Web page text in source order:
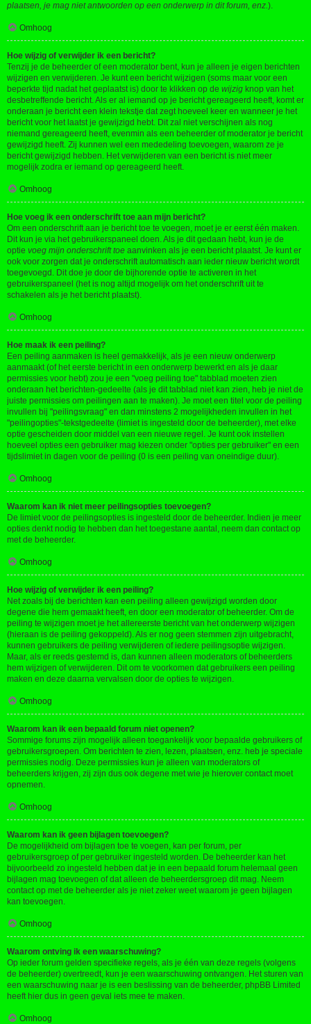
plaatsen, je mag niet antwoorden op een onderwerp in dit forum, enz.).
Omhoog
Hoe wijzig of verwijder ik een bericht?
Tenzij je de beheerder of een moderator bent, kun je alleen je eigen berichten
wijzigen en verwijderen. Je kunt een bericht wijzigen (soms maar voor een
beperkte tijd nadat het geplaatst is) door te klikken op de wijzig knop van het
desbetreffende bericht. Als er al iemand op je bericht gereageerd heeft, komt er
onderaan je bericht een klein tekstje dat zegt hoeveel keer en wanneer je het
bericht voor het laatst je gewijzigd hebt. Dit zal niet verschijnen als nog
niemand gereageerd heeft, evenmin als een beheerder of moderator je bericht
gewijzigd heeft. Zij kunnen wel een mededeling toevoegen, waarom ze je
bericht gewijzigd hebben. Het verwijderen van een bericht is niet meer
mogelijk zodra er iemand op gereageerd heeft.
Omhoog
Hoe voeg ik een onderschrift toe aan mijn bericht?
Om een onderschrift aan je bericht toe te voegen, moet je er eerst één maken.
Dit kun je via het gebruikerspaneel doen. Als je dit gedaan hebt, kun je de
optie voeg mijn onderschrift toe aanvinken als je een bericht plaatst. Je kunt er
ook voor zorgen dat je onderschrift automatisch aan ieder nieuw bericht wordt
toegevoegd. Dit doe je door de bijhorende optie te activeren in het
gebruikerspaneel (het is nog altijd mogelijk om het onderschrift uit te
schakelen als je het bericht plaatst).
Omhoog
Hoe maak ik een peiling?
Een peiling aanmaken is heel gemakkelijk, als je een nieuw onderwerp
aanmaakt (of het eerste bericht in een onderwerp bewerkt en als je daar
permissies voor hebt) zou je een "voeg peiling toe" tabblad moeten zien
onderaan het berichten-gedeelte (als je dit tabblad niet kan zien, heb je niet de
juiste permissies om peilingen aan te maken). Je moet een titel voor de peiling
invullen bij "peilingsvraag" en dan minstens 2 mogelijkheden invullen in het
"peilingopties"-tekstgedeelte (limiet is ingesteld door de beheerder), met elke
optie gescheiden door middel van een nieuwe regel. Je kunt ook instellen
hoeveel opties een gebruiker mag kiezen onder "opties per gebruiker" en een
tijdslimiet in dagen voor de peiling (0 is een peiling van oneindige duur).
Omhoog
Waarom kan ik niet meer peilingsopties toevoegen?
De limiet voor de peilingsopties is ingesteld door de beheerder. Indien je meer
opties denkt nodig te hebben dan het toegestane aantal, neem dan contact op
met de beheerder.
Omhoog
Hoe wijzig of verwijder ik een peiling?
Net zoals bij de berichten kan een peiling alleen gewijzigd worden door
degene die hem gemaakt heeft, en door een moderator of beheerder. Om de
peiling te wijzigen moet je het allereerste bericht van het onderwerp wijzigen
(hieraan is de peiling gekoppeld). Als er nog geen stemmen zijn uitgebracht,
kunnen gebruikers de peiling verwijderen of iedere peilingsoptie wijzigen.
Maar, als er reeds gestemd is, dan kunnen alleen moderators of beheerders
hem wijzigen of verwijderen. Dit om te voorkomen dat gebruikers een peiling
maken en deze daarna vervalsen door de opties te wijzigen.
Omhoog
Waarom kan ik een bepaald forum niet openen?
Sommige forums zijn mogelijk alleen toegankelijk voor bepaalde gebruikers of
gebruikersgroepen. Om berichten te zien, lezen, plaatsen, enz. heb je speciale
permissies nodig. Deze permissies kun je alleen van moderators of
beheerders krijgen, zij zijn dus ook degene met wie je hierover contact moet
opnemen.
Omhoog
Waarom kan ik geen bijlagen toevoegen?
De mogelijkheid om bijlagen toe te voegen, kan per forum, per
gebruikersgroep of per gebruiker ingesteld worden. De beheerder kan het
bijvoorbeeld zo ingesteld hebben dat je in een bepaald forum helemaal geen
bijlagen mag toevoegen of dat alleen de beheerdersgroep dit mag. Neem
contact op met de beheerder als je niet zeker weet waarom je geen bijlagen
kan toevoegen.
Omhoog
Waarom ontving ik een waarschuwing?
Op ieder forum gelden specifieke regels, als je één van deze regels (volgens
de beheerder) overtreedt, kun je een waarschuwing ontvangen. Het sturen van
een waarschuwing naar je is een beslissing van de beheerder, phpBB Limited
heeft hier dus in geen geval iets mee te maken.
Omhoog